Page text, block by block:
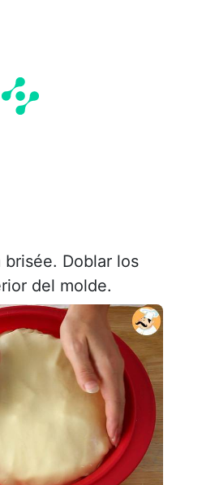
Doblar los
del molde.